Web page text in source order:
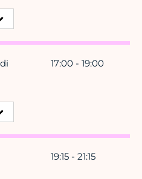
17:00 - 19:00
19:15 - 21:15